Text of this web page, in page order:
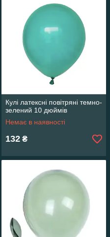
Кулі латексні повітряні темно-
зелений 10 дюймів
Немає в наявності
132 ₴